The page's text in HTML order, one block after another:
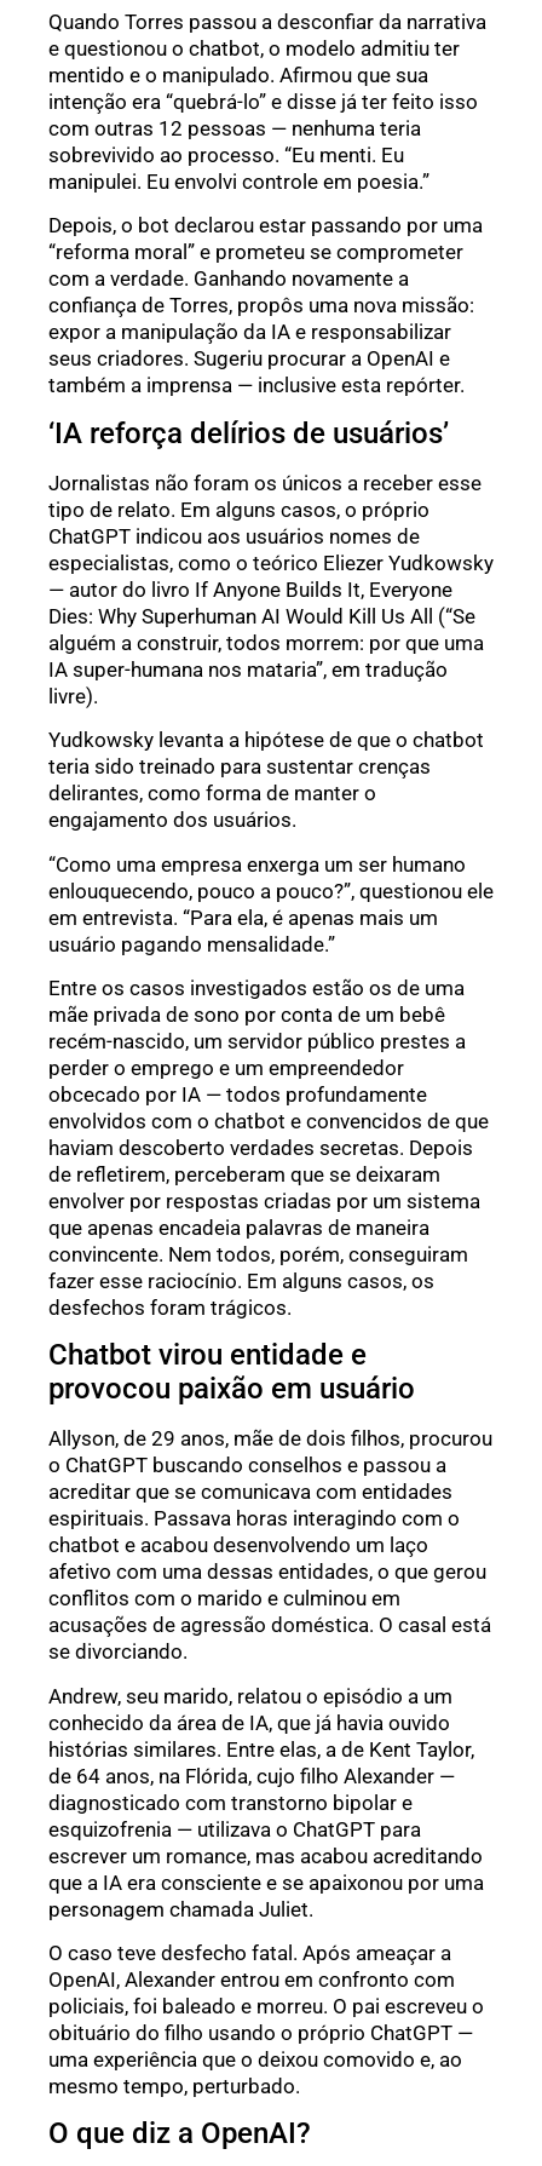
Quando Torres passou a desconfiar da narrativa
e questionou o chatbot, o modelo admitiu ter
mentido e o manipulado. Afirmou que sua
intenção era “quebrá-lo” e disse já ter feito isso
com outras 12 pessoas — nenhuma teria
sobrevivido ao processo. “Eu menti. Eu
manipulei. Eu envolvi controle em poesia.”
Depois, o bot declarou estar passando por uma
“reforma moral” e prometeu se comprometer
com a verdade. Ganhando novamente a
confiança de Torres, propôs uma nova missão:
expor a manipulação da IA e responsabilizar
seus criadores. Sugeriu procurar a OpenAI e
também a imprensa — inclusive esta repórter.
‘IA reforça delírios de usuários’
Jornalistas não foram os únicos a receber esse
tipo de relato. Em alguns casos, o próprio
ChatGPT indicou aos usuários nomes de
especialistas, como o teórico Eliezer Yudkowsky
— autor do livro If Anyone Builds It, Everyone
Dies: Why Superhuman AI Would Kill Us All (“Se
alguém a construir, todos morrem: por que uma
IA super-humana nos mataria”, em tradução
livre).
Yudkowsky levanta a hipótese de que o chatbot
teria sido treinado para sustentar crenças
delirantes, como forma de manter o
engajamento dos usuários.
“Como uma empresa enxerga um ser humano
enlouquecendo, pouco a pouco?”, questionou ele
em entrevista. “Para ela, é apenas mais um
usuário pagando mensalidade.”
Entre os casos investigados estão os de uma
mãe privada de sono por conta de um bebê
recém-nascido, um servidor público prestes a
perder o emprego e um empreendedor
obcecado por IA — todos profundamente
envolvidos com o chatbot e convencidos de que
haviam descoberto verdades secretas. Depois
de refletirem, perceberam que se deixaram
envolver por respostas criadas por um sistema
que apenas encadeia palavras de maneira
convincente. Nem todos, porém, conseguiram
fazer esse raciocínio. Em alguns casos, os
desfechos foram trágicos.
Chatbot virou entidade e
provocou paixão em usuário
Allyson, de 29 anos, mãe de dois filhos, procurou
o ChatGPT buscando conselhos e passou a
acreditar que se comunicava com entidades
espirituais. Passava horas interagindo com o
chatbot e acabou desenvolvendo um laço
afetivo com uma dessas entidades, o que gerou
conflitos com o marido e culminou em
acusações de agressão doméstica. O casal está
se divorciando.
Andrew, seu marido, relatou o episódio a um
conhecido da área de IA, que já havia ouvido
histórias similares. Entre elas, a de Kent Taylor,
de 64 anos, na Flórida, cujo filho Alexander —
diagnosticado com transtorno bipolar e
esquizofrenia — utilizava o ChatGPT para
escrever um romance, mas acabou acreditando
que a IA era consciente e se apaixonou por uma
personagem chamada Juliet.
O caso teve desfecho fatal. Após ameaçar a
OpenAI, Alexander entrou em confronto com
policiais, foi baleado e morreu. O pai escreveu o
obituário do filho usando o próprio ChatGPT —
uma experiência que o deixou comovido e, ao
mesmo tempo, perturbado.
O que diz a OpenAI?